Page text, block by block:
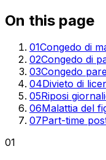
On this page
01Congedo di
02Congedo di
03Congedo
04Divieto di
05Riposi
06Malattia del
07Part-time
01